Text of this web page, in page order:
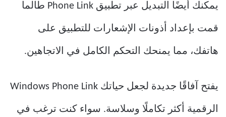
يمكنك أيضًا التبديل عبر تطبيق Phone Link طالما
قمت بإعداد أذونات الإشعارات للتطبيق على
هاتفك، مما يمنحك التحكم الكامل في الاتجاهين.
Windows Phone Link يفتح آفاقًا جديدة لجعل حياتك
الرقمية أكثر تكاملًا وسلاسة. سواء كنت ترغب في